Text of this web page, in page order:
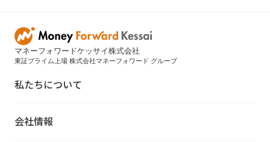
マネーフォワードケッサイ株式会社
東証プライム上場 株式会社マネーフォワード グループ
私たちについて
会社情報